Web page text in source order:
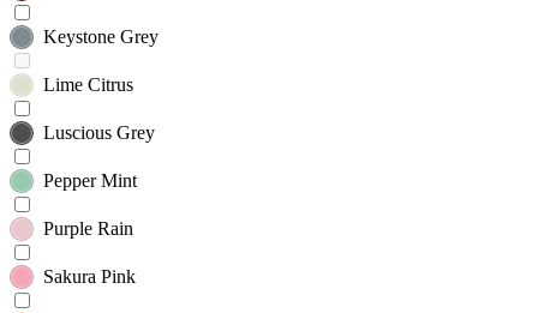
Keystone Grey
Lime Citrus
Luscious Grey
Pepper Mint
Purple Rain
Sakura Pink